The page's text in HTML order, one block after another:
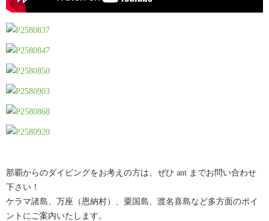
那覇からのダイビングをお考えの方は、ぜひ ant までお問い合わせ
下さい！
ケラマ諸島、万座（恩納村）、粟国島、渡名喜島など多方面のポイ
ントにご案内いたします。